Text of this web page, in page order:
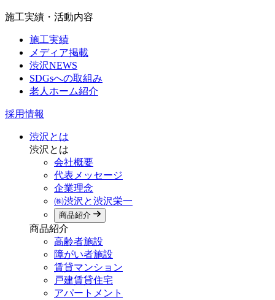
施工実績・活動内容
施工実績
メディア掲載
渋沢NEWS
SDGsへの取組み
老人ホーム紹介
採用情報
渋沢とは
渋沢とは
会社概要
代表メッセージ
企業理念
㈱渋沢と渋沢栄一
商品紹介
商品紹介
高齢者施設
障がい者施設
賃貸マンション
戸建賃貸住宅
アパートメント